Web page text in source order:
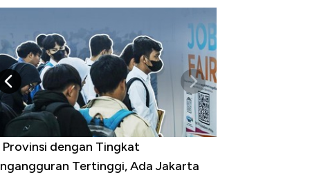
Provinsi dengan Tingkat
Tertinggi, Ada Jakarta